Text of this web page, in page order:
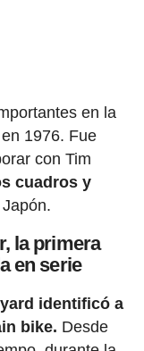
en la
1976. Fue
con Tim
cuadros y
la primera
en serie
identificó a
bike. Desde